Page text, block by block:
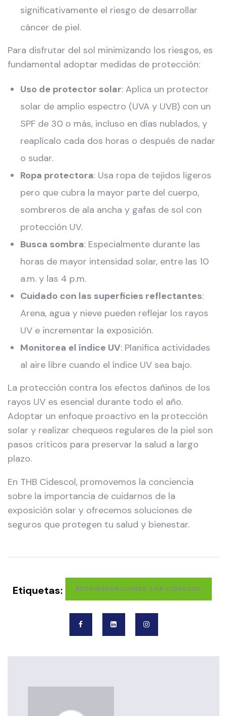
significativamente el riesgo de desarrollar
cáncer de piel.
Para disfrutar del sol minimizando los riesgos, es
fundamental adoptar medidas de protección:
Uso de protector solar: Aplica un protector
solar de amplio espectro (UVA y UVB) con un
SPF de 30 o más, incluso en días nublados, y
reaplícalo cada dos horas o después de nadar
o sudar.
Ropa protectora: Usa ropa de tejidos ligeros
pero que cubra la mayor parte del cuerpo,
sombreros de ala ancha y gafas de sol con
protección UV.
Busca sombra: Especialmente durante las
horas de mayor intensidad solar, entre las 10
a.m. y las 4 p.m.
Cuidado con las superficies reflectantes:
Arena, agua y nieve pueden reflejar los rayos
UV e incrementar la exposición.
Monitorea el índice UV: Planifica actividades
al aire libre cuando el índice UV sea bajo.
La protección contra los efectos dañinos de los
rayos UV es esencial durante todo el año.
Adoptar un enfoque proactivo en la protección
solar y realizar chequeos regulares de la piel son
pasos críticos para preservar la salud a largo
plazo.
En THB Cidescol, promovemos la conciencia
sobre la importancia de cuidarnos de la
exposición solar y ofrecemos soluciones de
seguros que protegen tu salud y bienestar.
Etiquetas: RECOMENDACIONES THB CIDESCOL